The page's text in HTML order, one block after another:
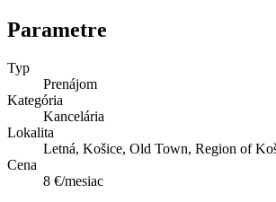
Parametre
Typ
Prenájom
Kategória
Kancelária
Lokalita
Letná, Košice, Old Town, Region of
Cena
8 €/mesiac